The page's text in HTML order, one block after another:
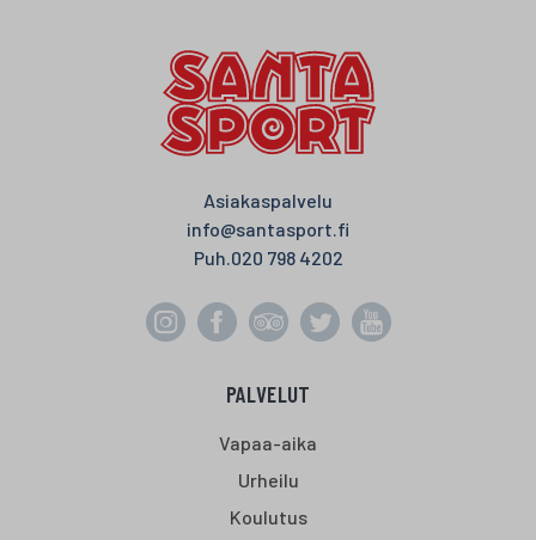
Asiakaspalvelu
info@santasport.fi
Puh. 020 798 4202
PALVELUT
Vapaa-aika
Urheilu
Koulutus